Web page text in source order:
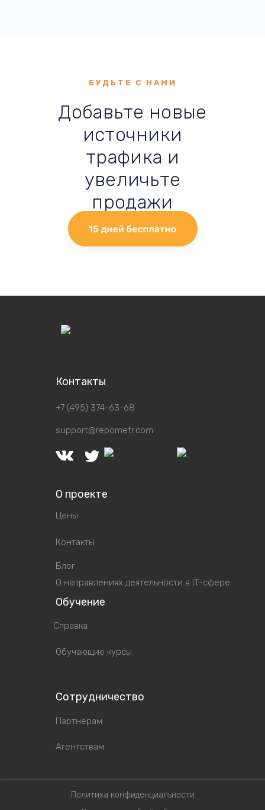
Добавьте новые
источники
трафика и
увеличьте
продажи
БУДЬТЕ С НАМИ
О проекте
Цены
Справка
Контакты
Блог
О направлениях деятельности в IT-сфере
Сотрудничество
Партнерам
Обучение
Обучающие курсы
Агентствам
+7 (495) 374-63-68
support@repometr.com
Контакты
Политика конфиденциальности